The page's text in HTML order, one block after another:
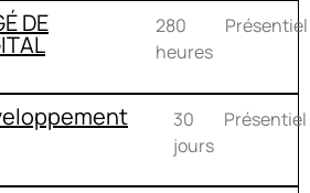
DE
280
heures
Présentiel
30
jours
Présentiel